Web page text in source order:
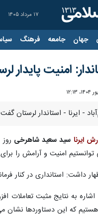
۱۷ مرداد ۱۴۰۵
جهان جامعه فرهنگ
امنیت